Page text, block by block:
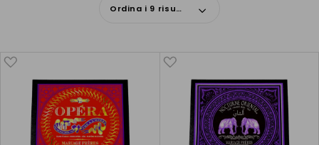
Ordina i 9 risultati